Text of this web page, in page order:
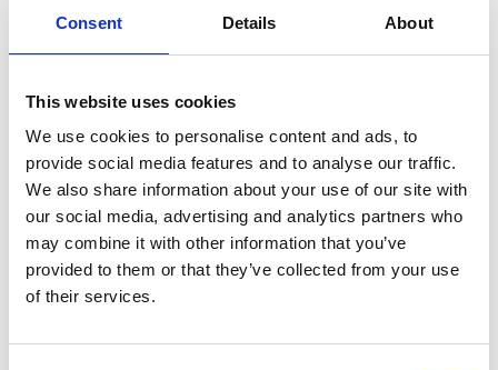
Consent Details About
This website uses cookies
We use cookies to personalise content and ads, to
provide social media features and to analyse our traffic.
We also share information about your use of our site with
our social media, advertising and analytics partners who
may combine it with other information that you’ve
provided to them or that they’ve collected from your use
of their services.